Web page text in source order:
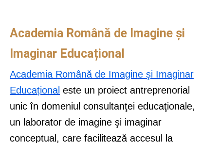
Academia Română de Imagine şi
Imaginar Educațional
Academia Română de Imagine şi Imaginar
Educațional este un proiect antreprenorial
unic în domeniul consultanţei educaţionale,
un laborator de imagine şi imaginar
conceptual, care facilitează accesul la